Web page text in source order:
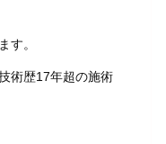
す。
術歴17年超の施術